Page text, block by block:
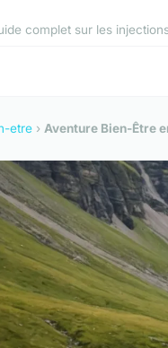
complet sur les
etre › Aventure Bien-Être